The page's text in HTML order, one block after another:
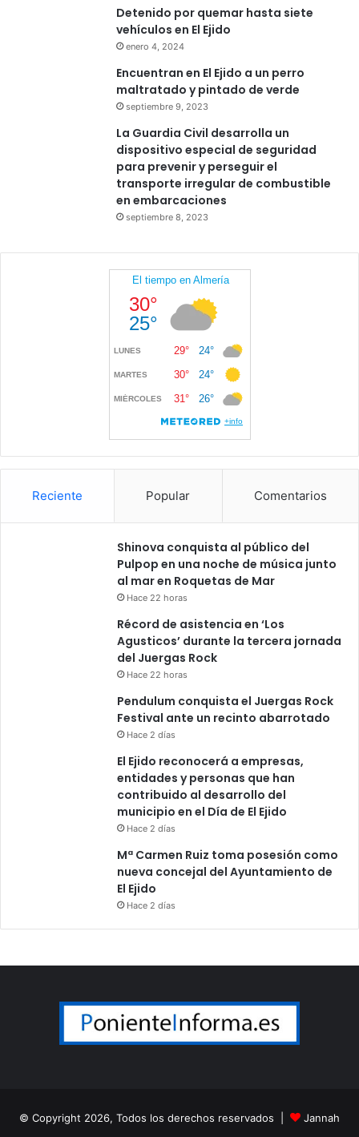
Detenido por quemar hasta siete
vehículos en El Ejido
enero 4, 2024
Encuentran en El Ejido a un perro
maltratado y pintado de verde
septiembre 9, 2023
La Guardia Civil desarrolla un
dispositivo especial de seguridad
para prevenir y perseguir el
transporte irregular de combustible
en embarcaciones
septiembre 8, 2023
Reciente Popular Comentarios
Shinova conquista al público del
Pulpop en una noche de música junto
al mar en Roquetas de Mar
Hace 22 horas
Récord de asistencia en ‘Los
Agusticos’ durante la tercera jornada
del Juergas Rock
Hace 22 horas
Pendulum conquista el Juergas Rock
Festival ante un recinto abarrotado
Hace 2 días
El Ejido reconocerá a empresas,
entidades y personas que han
contribuido al desarrollo del
municipio en el Día de El Ejido
Hace 2 días
Mª Carmen Ruiz toma posesión como
nueva concejal del Ayuntamiento de
El Ejido
Hace 2 días
© Copyright 2026, Todos los derechos reservados | Jannah